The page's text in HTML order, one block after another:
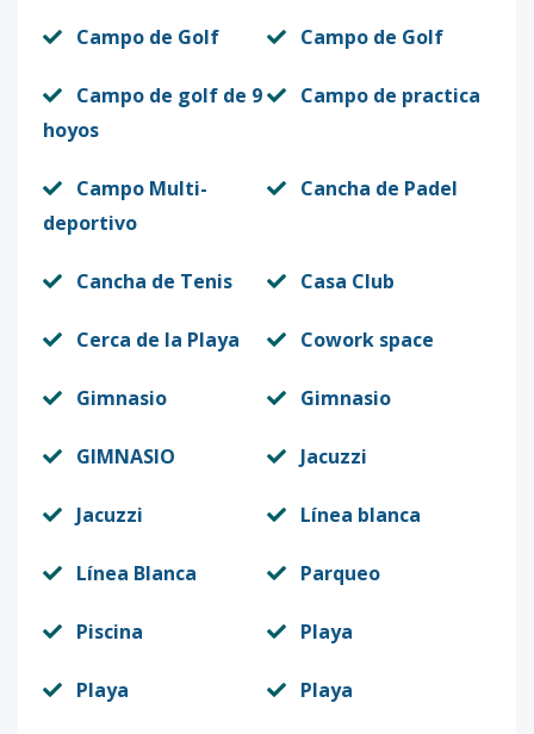
Campo de Golf Campo de Golf
Campo de golf de 9
hoyos
Campo de practica
Campo Multi-
deportivo
Cancha de Padel
Cancha de Tenis Casa Club
Cerca de la Playa Cowork space
Gimnasio Gimnasio
GIMNASIO Jacuzzi
Jacuzzi Línea blanca
Línea Blanca Parqueo
Piscina Playa
Playa Playa